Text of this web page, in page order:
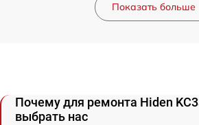
Показать больше
Почему для ремонта Hiden
выбрать нас